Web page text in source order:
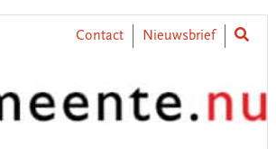
Contact Nieuwsbrief